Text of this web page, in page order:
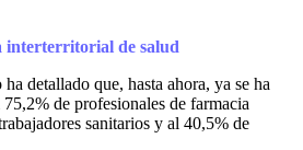
interterritorial de salud
detallado que, hasta ahora, ya se ha
de profesionales de farmacia
sanitarios y al 40,5% de